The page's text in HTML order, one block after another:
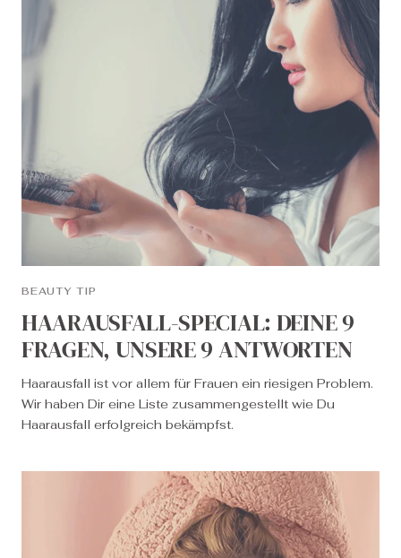
BEAUTY TIP
HAARAUSFALL-SPECIAL: DEINE 9
FRAGEN, UNSERE 9 ANTWORTEN
Haarausfall ist vor allem für Frauen ein riesigen Problem.
Wir haben Dir eine Liste zusammengestellt wie Du
Haarausfall erfolgreich bekämpfst.